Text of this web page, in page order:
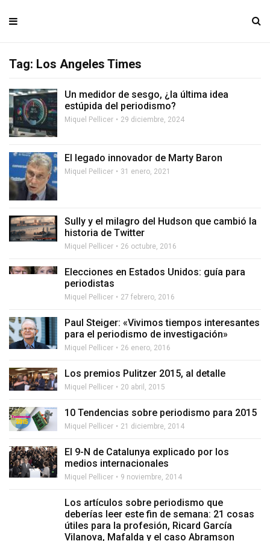
Tag: Los Angeles Times
Un medidor de sesgo, ¿la última idea
estúpida del periodismo?
Miquel Pellicer 29 diciembre, 2024
El legado innovador de Marty Baron
Miquel Pellicer 31 enero, 2021
Sully y el milagro del Hudson que cambió la
historia de Twitter
Miquel Pellicer 26 octubre, 2016
Elecciones en Estados Unidos: guía para
periodistas
Miquel Pellicer 27 febrero, 2016
Paul Steiger: «Vivimos tiempos interesantes
para el periodismo de investigación»
Miquel Pellicer 26 enero, 2016
Los premios Pulitzer 2015, al detalle
Miquel Pellicer 20 abril, 2015
10 Tendencias sobre periodismo para 2015
Miquel Pellicer 21 diciembre, 2014
El 9-N de Catalunya explicado por los
medios internacionales
Miquel Pellicer 9 noviembre, 2014
Los artículos sobre periodismo que
deberías leer este fin de semana: 21 cosas
útiles para la profesión, Ricard García
Vilanova, Mafalda y el caso Abramson